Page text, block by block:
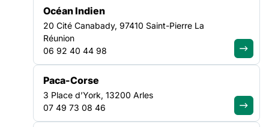
des solidarités.
Des lieux de mobilisation clés
À Paris : Place de la Bataille de Stalingrad (Paris
19e). Et dans plus de 90 lieux de mobilisations,
consultables sur la Carte des mobilisations.
Consulter la carteOuvrir dans un nouvel onglet
Océan Indien
20 Cité Canabady, 97410 Saint-Pierre La
Réunion
06 92 40 44 98
Paca-Corse
3 Place d’York, 13200 Arles
07 49 73 08 46